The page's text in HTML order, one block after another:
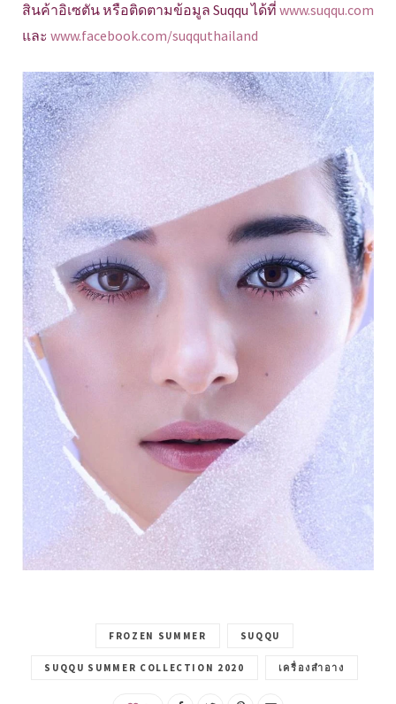
สินค้าอิเซตัน หรือติดตามข้อมูล Suqqu ได้ที่ www.suqqu.com
และ www.facebook.com/suqquthailand
FROZEN SUMMER SUQQU
SUQQU SUMMER COLLECTION 2020 เครื่องสำอาง